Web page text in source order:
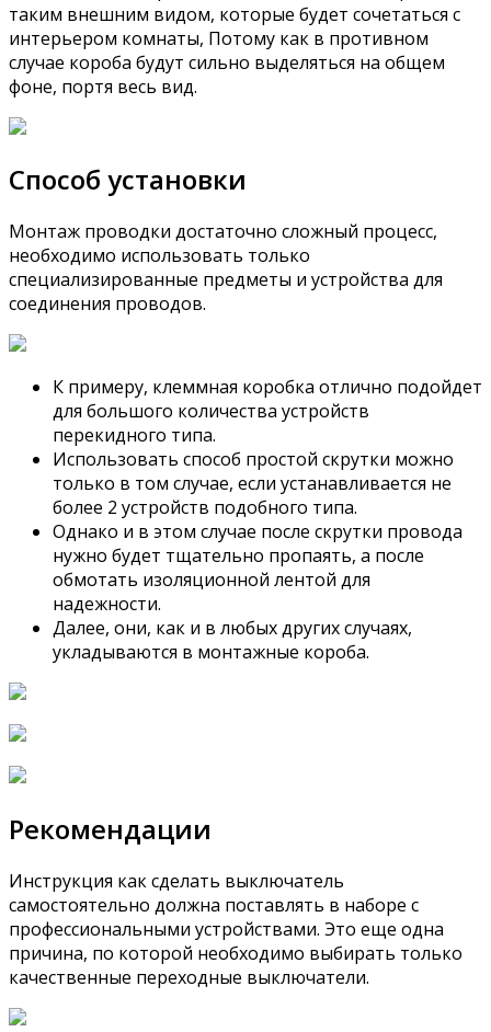
таким внешним видом, которые будет сочетаться с
интерьером комнаты, Потому как в противном
случае короба будут сильно выделяться на общем
фоне, портя весь вид.
Способ установки
Монтаж проводки достаточно сложный процесс,
необходимо использовать только
специализированные предметы и устройства для
соединения проводов.
К примеру, клеммная коробка отлично подойдет
для большого количества устройств
перекидного типа.
Использовать способ простой скрутки можно
только в том случае, если устанавливается не
более 2 устройств подобного типа.
Однако и в этом случае после скрутки провода
нужно будет тщательно пропаять, а после
обмотать изоляционной лентой для
надежности.
Далее, они, как и в любых других случаях,
укладываются в монтажные короба.
Рекомендации
Инструкция как сделать выключатель
самостоятельно должна поставлять в наборе с
профессиональными устройствами. Это еще одна
причина, по которой необходимо выбирать только
качественные переходные выключатели.